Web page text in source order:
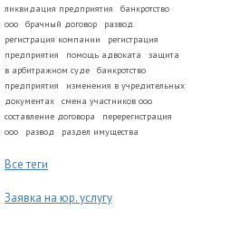
ликвидация предприятия
банкротство
ооо
брачный договор
развод.
регистрация компании
регистрация
предприятия
помощь адвоката
защита
в арбитражном суде
банкротство
предприятия
изменения в учредительных
документах
смена участников ооо
составление договора
перерегистрация
ооо
развод раздел имущества
Все теги
Заявка на юр. услугу